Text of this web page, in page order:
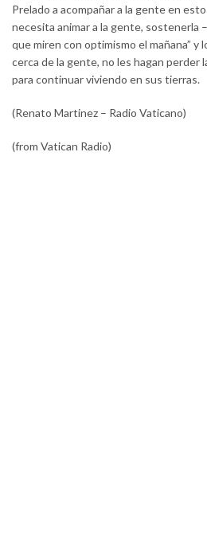
Prelado a acompañar a la gente en
necesita animar a la gente, sostenerla
que miren con optimismo el mañana”
cerca de la gente, no les hagan perder
para continuar viviendo en sus tierras.
(Renato Martinez – Radio Vaticano)
(from Vatican Radio)